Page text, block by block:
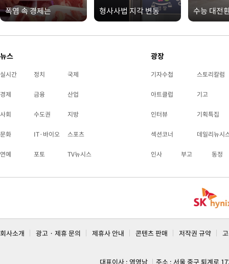
폭염 속 경제는 형사사법 지각 변동 수능 대전
뉴스
실시간 정치 국제
경제 금융 산업
사회 수도권 지방
문화 IT·바이오 스포츠
연예 포토 TV뉴시스
광장
기자수첩 스토리칼럼
아트클럽 기고
인터뷰 기획특집
섹션코너 데일리뉴시
인사 부고 동정
회사소개 광고 · 제휴 문의 제휴사 안내 콘텐츠 판매 저작권 규약
대표이사 : 염영남 주소 : 서울 중구 퇴계로